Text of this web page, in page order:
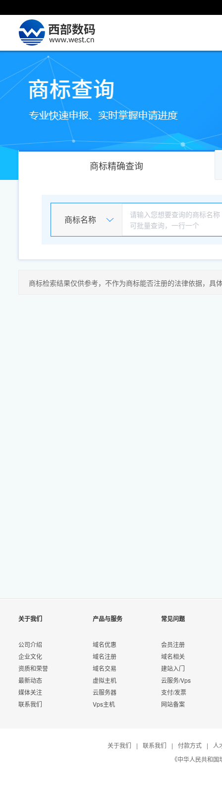
商标精确查询
商标名称
商标检索结果仅供参考，不作为商标能否注册的法律依据，具
关于我们
公司介绍
企业文化
资质和荣誉
最新动态
媒体关注
联系我们
产品与服务
域名优惠
域名注册
域名交易
虚拟主机
云服务器
Vps主机
常见问题
会员注册
域名相关
建站入门
云服务/Vps
支付/发票
网站备案
关于我们 | 联系我们 | 付款方式 |
人
《中华人民共和